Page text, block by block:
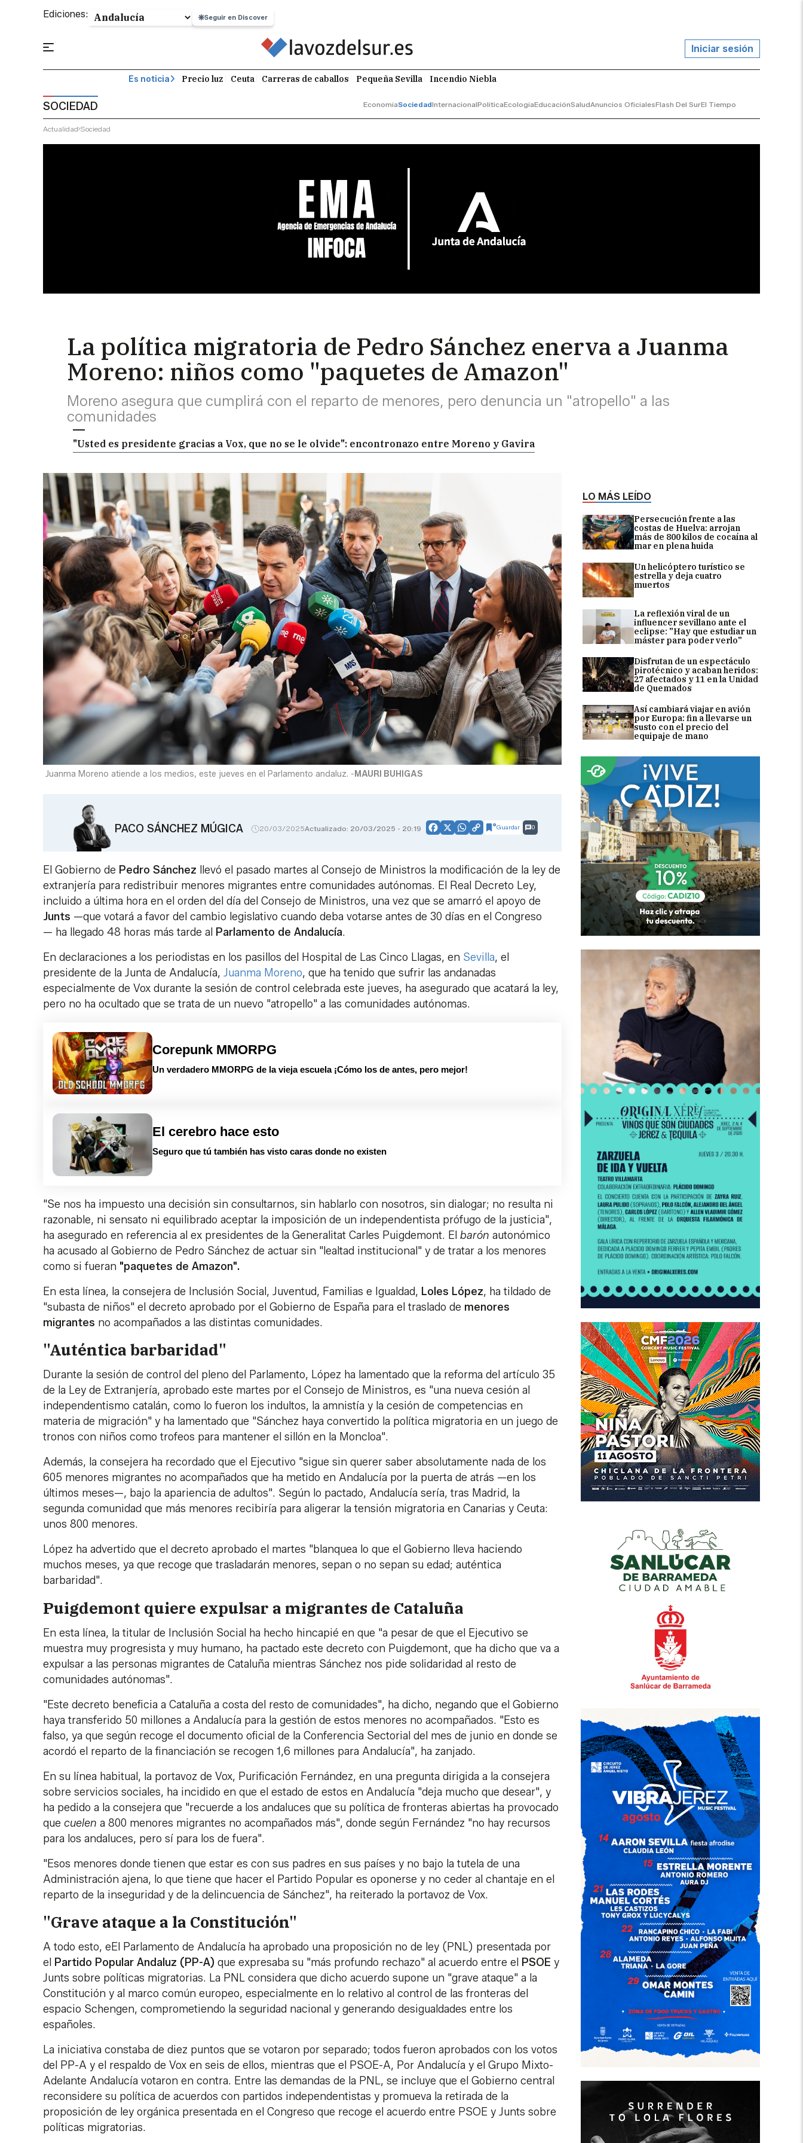
Ediciones: Seguir en Discover
Iniciar sesión
Es noticia Precio luz Ceuta Carreras de caballos Pequeña Sevilla Incendio Niebla
SOCIEDAD EconomíaSociedadInternacionalPolíticaEcologíaEducaciónSaludAnuncios OficialesFlash Del SurEl Tiempo
Actualidad Sociedad
La política migratoria de Pedro Sánchez enerva a Juanma
Moreno: niños como "paquetes de Amazon"
Moreno asegura que cumplirá con el reparto de menores, pero denuncia un "atropello" a las
comunidades
"Usted es presidente gracias a Vox, que no se le olvide": encontronazo entre Moreno y Gavira
LO MÁS LEÍDO
Persecución frente a las
costas de Huelva: arrojan
más de 800 kilos de cocaína al
mar en plena huida
Un helicóptero turístico se
estrella y deja cuatro
muertos
La reflexión viral de un
influencer sevillano ante el
eclipse: "Hay que estudiar un
máster para poder verlo"
Disfrutan de un espectáculo
pirotécnico y acaban heridos:
27 afectados y 11 en la Unidad
de Quemados
Así cambiará viajar en avión
por Europa: fin a llevarse un
susto con el precio del
equipaje de mano
Juanma Moreno atiende a los medios, este jueves en el Parlamento andaluz. - MAURI BUHIGAS
PACO SÁNCHEZ MÚGICA 20/03/2025Actualizado: 20/03/2025 - 20:19 Facebook
X WhatsApp
CopyGuardar 0
El Gobierno de Pedro Sánchez llevó el pasado martes al Consejo de Ministros la modificación de la ley de
extranjería para redistribuir menores migrantes entre comunidades autónomas. El Real Decreto Ley,
incluido a última hora en el orden del día del Consejo de Ministros, una vez que se amarró el apoyo de
Junts —que votará a favor del cambio legislativo cuando deba votarse antes de 30 días en el Congreso
— ha llegado 48 horas más tarde al Parlamento de Andalucía.
En declaraciones a los periodistas en los pasillos del Hospital de Las Cinco Llagas, en Sevilla, el
presidente de la Junta de Andalucía, Juanma Moreno, que ha tenido que sufrir las andanadas
especialmente de Vox durante la sesión de control celebrada este jueves, ha asegurado que acatará la ley,
pero no ha ocultado que se trata de un nuevo "atropello" a las comunidades autónomas.
Corepunk MMORPG
Un verdadero MMORPG de la vieja escuela ¡Cómo los de antes, pero mejor!
El cerebro hace esto
Seguro que tú también has visto caras donde no existen
"Se nos ha impuesto una decisión sin consultarnos, sin hablarlo con nosotros, sin dialogar; no resulta ni
razonable, ni sensato ni equilibrado aceptar la imposición de un independentista prófugo de la justicia",
ha asegurado en referencia al ex presidentes de la Generalitat Carles Puigdemont. El barón autonómico
ha acusado al Gobierno de Pedro Sánchez de actuar sin "lealtad institucional" y de tratar a los menores
como si fueran "paquetes de Amazon".
En esta línea, la consejera de Inclusión Social, Juventud, Familias e Igualdad, Loles López, ha tildado de
"subasta de niños" el decreto aprobado por el Gobierno de España para el traslado de menores
migrantes no acompañados a las distintas comunidades.
"Auténtica barbaridad"
Durante la sesión de control del pleno del Parlamento, López ha lamentado que la reforma del artículo 35
de la Ley de Extranjería, aprobado este martes por el Consejo de Ministros, es "una nueva cesión al
independentismo catalán, como lo fueron los indultos, la amnistía y la cesión de competencias en
materia de migración" y ha lamentado que "Sánchez haya convertido la política migratoria en un juego de
tronos con niños como trofeos para mantener el sillón en la Moncloa".
Además, la consejera ha recordado que el Ejecutivo "sigue sin querer saber absolutamente nada de los
605 menores migrantes no acompañados que ha metido en Andalucía por la puerta de atrás —en los
últimos meses—, bajo la apariencia de adultos". Según lo pactado, Andalucía sería, tras Madrid, la
segunda comunidad que más menores recibiría para aligerar la tensión migratoria en Canarias y Ceuta:
unos 800 menores.
López ha advertido que el decreto aprobado el martes "blanquea lo que el Gobierno lleva haciendo
muchos meses, ya que recoge que trasladarán menores, sepan o no sepan su edad; auténtica
barbaridad".
Puigdemont quiere expulsar a migrantes de Cataluña
En esta línea, la titular de Inclusión Social ha hecho hincapié en que "a pesar de que el Ejecutivo se
muestra muy progresista y muy humano, ha pactado este decreto con Puigdemont, que ha dicho que va a
expulsar a las personas migrantes de Cataluña mientras Sánchez nos pide solidaridad al resto de
comunidades autónomas".
"Este decreto beneficia a Cataluña a costa del resto de comunidades", ha dicho, negando que el Gobierno
haya transferido 50 millones a Andalucía para la gestión de estos menores no acompañados. "Esto es
falso, ya que según recoge el documento oficial de la Conferencia Sectorial del mes de junio en donde se
acordó el reparto de la financiación se recogen 1,6 millones para Andalucía", ha zanjado.
En su línea habitual, la portavoz de Vox, Purificación Fernández, en una pregunta dirigida a la consejera
sobre servicios sociales, ha incidido en que el estado de estos en Andalucía "deja mucho que desear", y
ha pedido a la consejera que "recuerde a los andaluces que su política de fronteras abiertas ha provocado
que cuelen a 800 menores migrantes no acompañados más", donde según Fernández "no hay recursos
para los andaluces, pero sí para los de fuera".
"Esos menores donde tienen que estar es con sus padres en sus países y no bajo la tutela de una
Administración ajena, lo que tiene que hacer el Partido Popular es oponerse y no ceder al chantaje en el
reparto de la inseguridad y de la delincuencia de Sánchez", ha reiterado la portavoz de Vox.
"Grave ataque a la Constitución"
A todo esto, eEl Parlamento de Andalucía ha aprobado una proposición no de ley (PNL) presentada por
el Partido Popular Andaluz (PP-A) que expresaba su "más profundo rechazo" al acuerdo entre el PSOE y
Junts sobre políticas migratorias. La PNL considera que dicho acuerdo supone un "grave ataque" a la
Constitución y al marco común europeo, especialmente en lo relativo al control de las fronteras del
espacio Schengen, comprometiendo la seguridad nacional y generando desigualdades entre los
españoles. ​
La iniciativa constaba de diez puntos que se votaron por separado; todos fueron aprobados con los votos
del PP-A y el respaldo de Vox en seis de ellos, mientras que el PSOE-A, Por Andalucía y el Grupo Mixto-
Adelante Andalucía votaron en contra. Entre las demandas de la PNL, se incluye que el Gobierno central
reconsidere su política de acuerdos con partidos independentistas y promueva la retirada de la
proposición de ley orgánica presentada en el Congreso que recoge el acuerdo entre PSOE y Junts sobre
políticas migratorias.